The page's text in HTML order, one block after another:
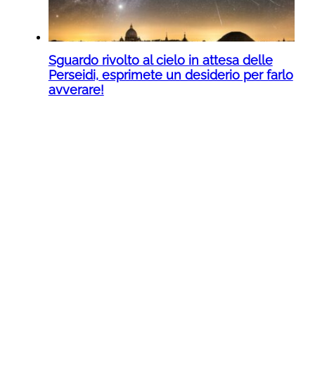
Sguardo rivolto al cielo in attesa delle
Perseidi, esprimete un desiderio per farlo
avverare!